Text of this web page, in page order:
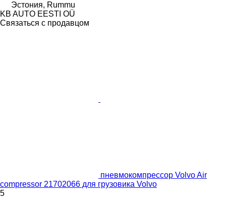
Эстония, Rummu
KB AUTO EESTI OÜ
Связаться с продавцом
пневмокомпрессор Volvo Air
compressor 21702066 для грузовика Volvo
5